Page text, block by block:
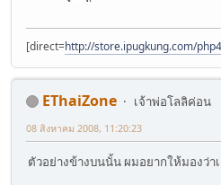
[direct=http://store.ipugkung.com/
EThaiZone
เจ้าพ่อโลลิค่อน
08 สิงหาคม 2008, 11:20:23
ตัวอย่างข้างบนนั้น ผมอยากให้มองว่า